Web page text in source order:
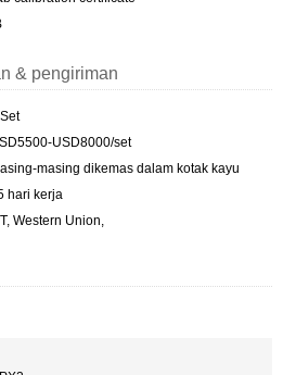
& pengiriman
USD8000/set
masing dikemas dalam kotak kayu
hari kerja
Western Union,